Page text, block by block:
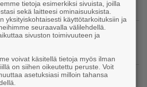
Wildlands -päivitys
sai suurpäivityksen – uudistaa
pelimaailmassa
jälleenmyyjien kanssa
tietoja esimerkiksi sivuista, joilla
sekä laitteesi ominaisuuksista.
yksityiskohtaisesti käyttötarkoituksiin ja
seuraavalla välilehdellä.
sivuston toimivuuteen ja
voivat käsitellä tietoja myös ilman
on siihen oikeutettu peruste. Voit
asetuksiasi milloin tahansa